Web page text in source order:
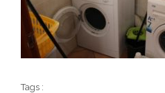
Tags :